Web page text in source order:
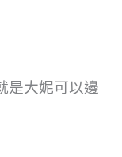
是大妮可以邊